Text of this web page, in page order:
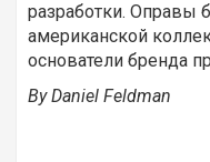
разработки. Оправы
американской
основатели бренда
ByDaniel Feldman